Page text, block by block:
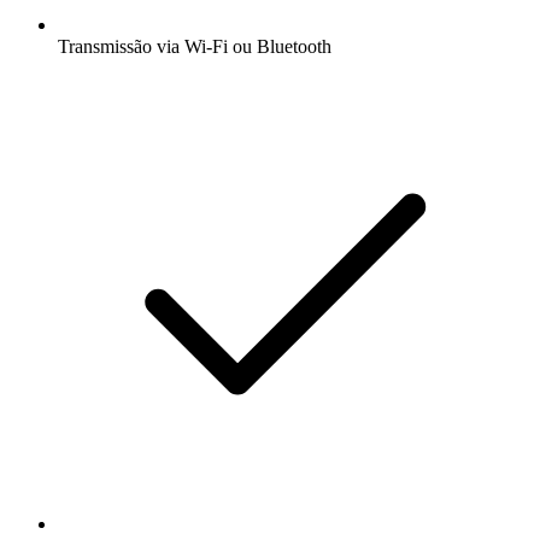
Transmissão via Wi-Fi ou Bluetooth